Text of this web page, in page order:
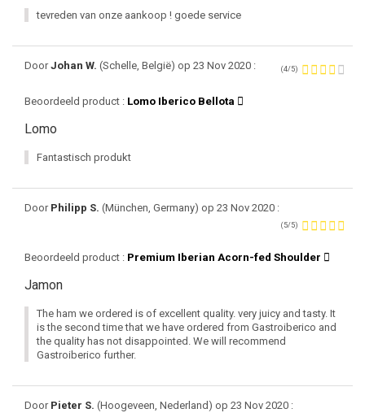
tevreden van onze aankoop ! goede service
DoorJohan W. (Schelle, België) op 23 Nov 2020 : (4/5)
Beoordeeld product : Lomo Iberico Bellota
Lomo
Fantastisch produkt
Door Philipp S. (München, Germany) op 23 Nov 2020 :
(5/5)
Beoordeeld product : Premium Iberian Acorn-fed Shoulder
Jamon
The ham we ordered is of excellent quality. very juicy and tasty. It
is the second time that we have ordered from Gastroiberico and
the quality has not disappointed. We will recommend
Gastroiberico further.
Door Pieter S. (Hoogeveen, Nederland) op 23 Nov 2020 :